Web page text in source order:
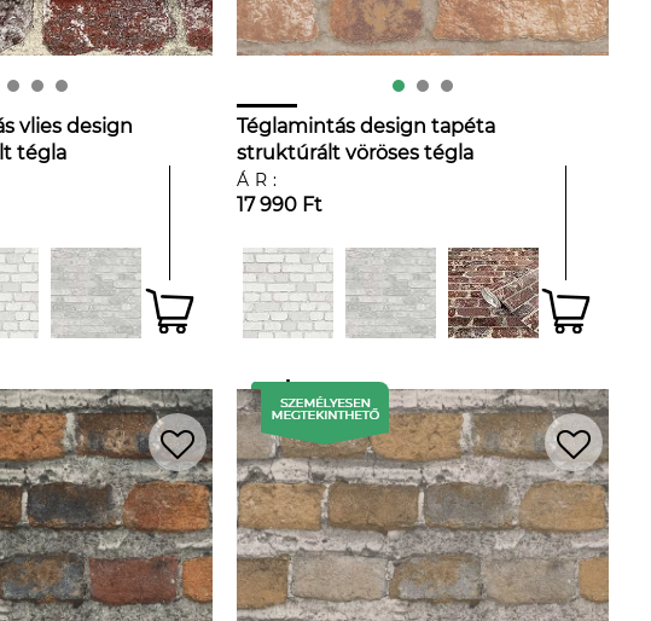
vlies design
tégla
Téglamintás design tapéta
struktúrált vöröses tégla
mintával
ÁR:
17 990 Ft